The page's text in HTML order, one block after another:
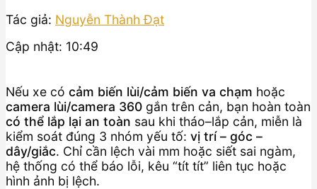
Tác giả: Nguyễn Thành Đạt
Cập nhật: 10:49
Nếu xe có cảm biến lùi/cảm biến va chạm hoặc
camera lùi/camera 360 gắn trên cản, bạn hoàn toàn
có thể lắp lại an toàn sau khi tháo–lắp cản, miễn là
kiểm soát đúng 3 nhóm yếu tố: vị trí – góc –
dây/giắc. Chỉ cần lệch vài mm hoặc siết sai ngàm,
hệ thống có thể báo lỗi, kêu “tít tít” liên tục hoặc
hình ảnh bị lệch.